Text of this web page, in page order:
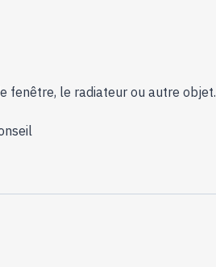
fenêtre, le radiateur ou autre objet.